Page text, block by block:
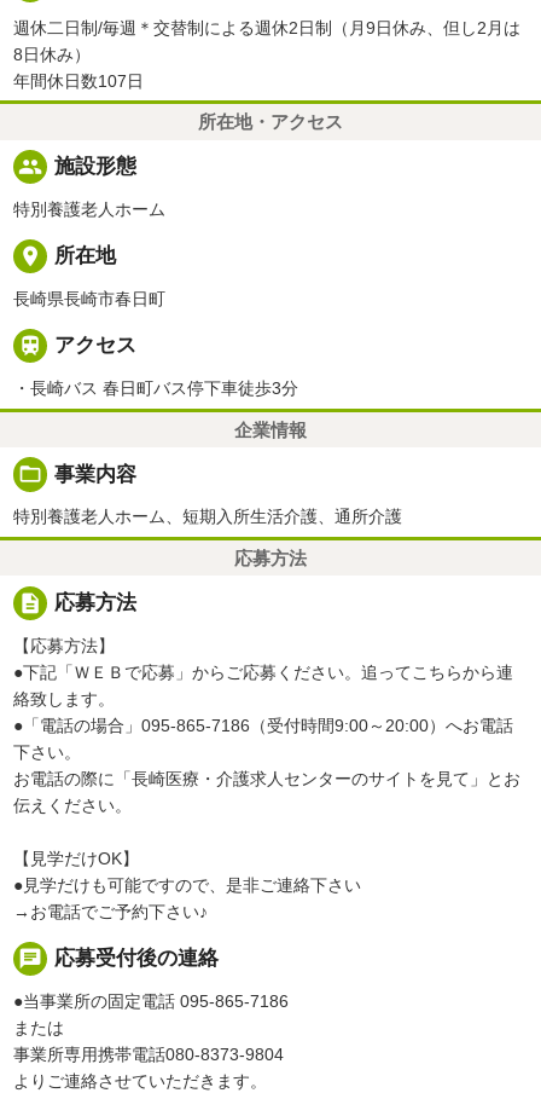
週休二日制/毎週＊交替制による週休2日制（月9日休み、但し2月は
8日休み）
年間休日数107日
所在地・アクセス
people 施設形態
特別養護老人ホーム
place 所在地
長崎県長崎市春日町
 アクセス
・長崎バス 春日町バス停下車徒歩3分
企業情報
folder_open 事業内容
特別養護老人ホーム、短期入所生活介護、通所介護
応募方法
description 応募方法
【応募方法】
●下記「ＷＥＢで応募」からご応募ください。追ってこちらから連
絡致します。
●「電話の場合」095-865-7186（受付時間9:00～20:00）へお電話
下さい。
お電話の際に「長崎医療・介護求人センターのサイトを見て」とお
伝えください。
【見学だけOK】
●見学だけも可能ですので、是非ご連絡下さい
→お電話でご予約下さい♪
chat 応募受付後の連絡
●当事業所の固定電話 095-865-7186
または
事業所専用携帯電話080-8373-9804
よりご連絡させていただきます。